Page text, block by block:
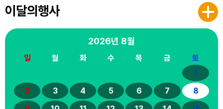
이달의행사
2026년 8월
일 월 화 수 목 금
토
1
2
3 4 5 6 7
8